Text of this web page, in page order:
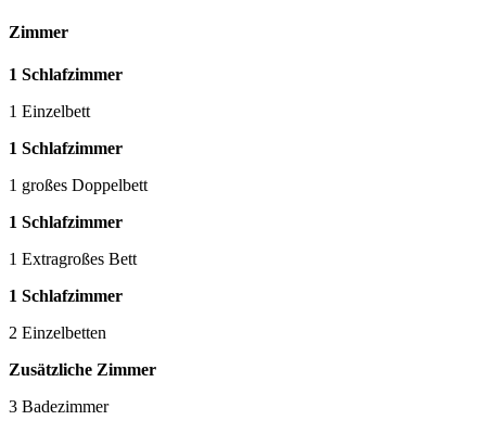
Zimmer
1 Schlafzimmer
1 Einzelbett
1 Schlafzimmer
1 großes Doppelbett
1 Schlafzimmer
1 Extragroßes Bett
1 Schlafzimmer
2 Einzelbetten
Zusätzliche Zimmer
3 Badezimmer